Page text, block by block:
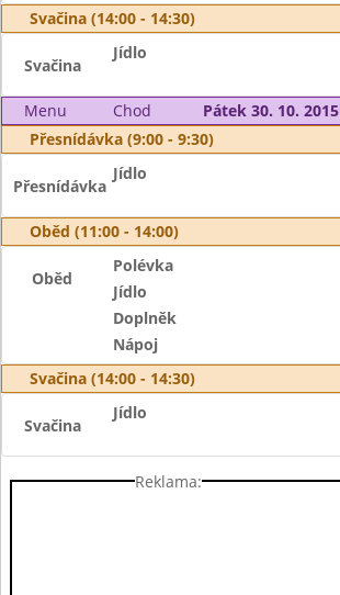
Svačina (14:00 - 14:30)
Svačina
Jídlo
Menu Chod
Pátek 30. 10. 2015
Přesnídávka (9:00 - 9:30)
Přesnídávka
Jídlo
Oběd (11:00 - 14:00)
Oběd
Polévka
Jídlo
Doplněk
Nápoj
Svačina (14:00 - 14:30)
Svačina
Jídlo
Reklama: